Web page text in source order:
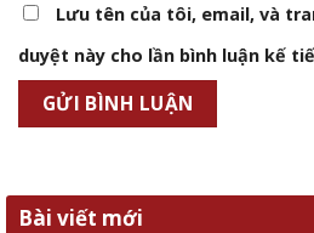
Lưu tên của tôi, email, và
duyệt này cho lần bình luận kế
Bài viết mới